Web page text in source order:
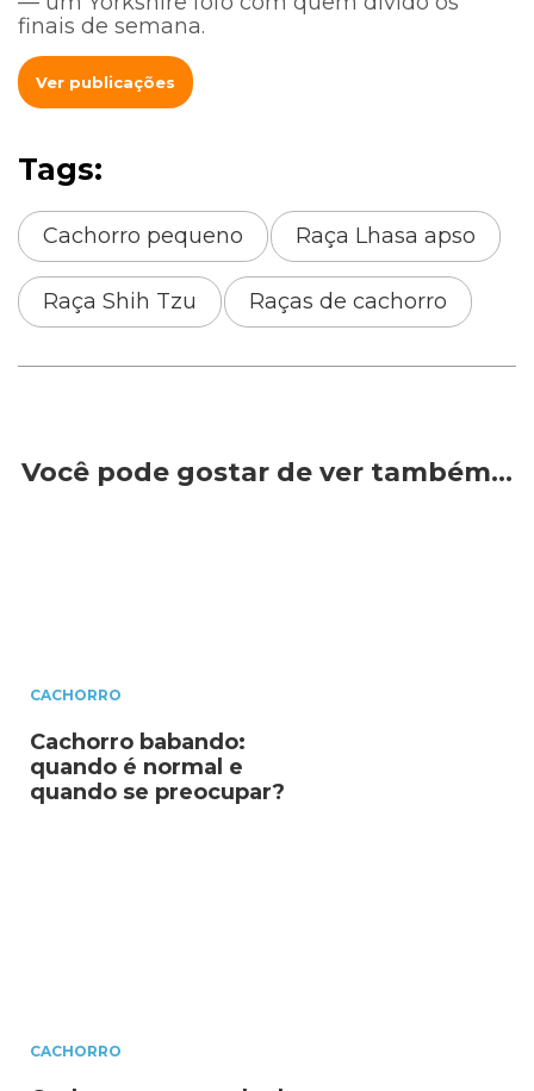
finais de semana.
Ver publicações
Tags:
Cachorro pequeno Raça Lhasa apso
Raça Shih Tzu Raças de cachorro
Você pode gostar de ver também…
CACHORRO
Cachorro babando:
quando é normal e
quando se preocupar?
CACHORRO